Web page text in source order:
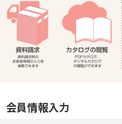
会員情報入力